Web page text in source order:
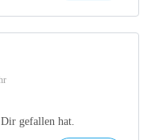
Dir gefallen hat.